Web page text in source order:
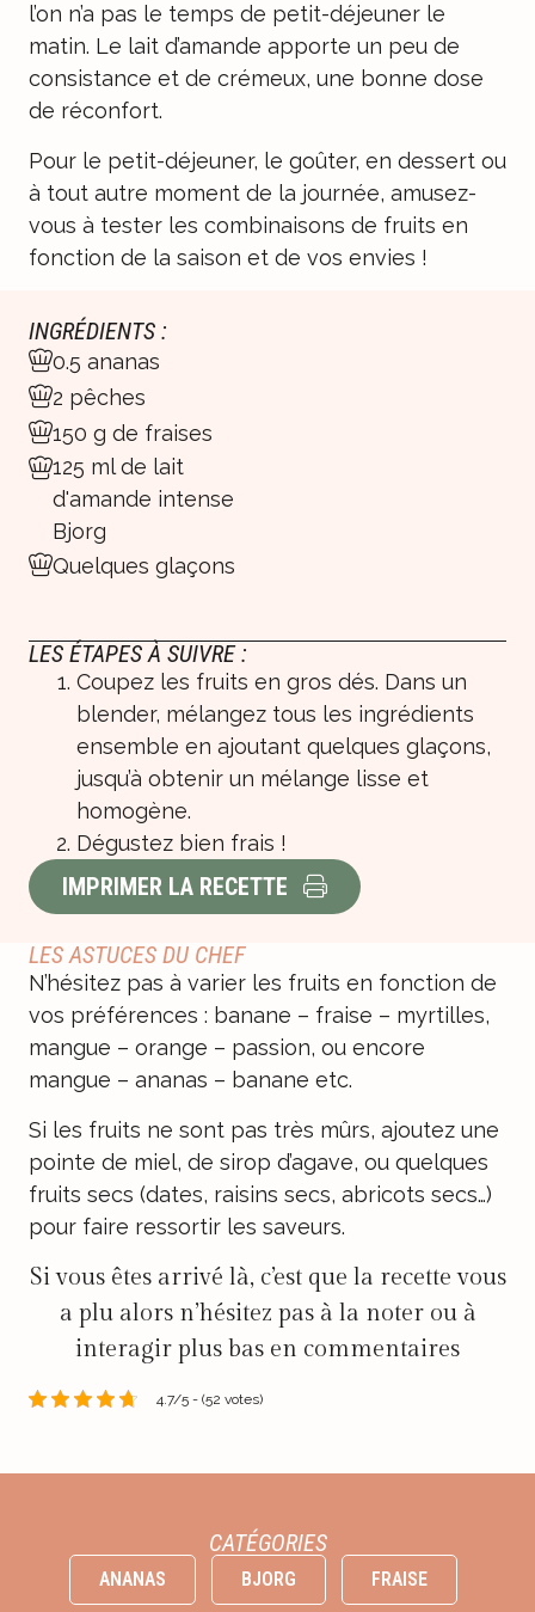
l’on n’a pas le temps de petit-déjeuner le
matin. Le lait d’amande apporte un peu de
consistance et de crémeux, une bonne dose
de réconfort.
Pour le petit-déjeuner, le goûter, en dessert ou
à tout autre moment de la journée, amusez-
vous à tester les combinaisons de fruits en
fonction de la saison et de vos envies !
INGRÉDIENTS :
0.5 ananas
2 pêches
150 g de fraises
125 ml de lait
d'amande intense
Bjorg
Quelques glaçons
LES ÉTAPES À SUIVRE :
Coupez les fruits en gros dés. Dans un
blender, mélangez tous les ingrédients
ensemble en ajoutant quelques glaçons,
jusqu’à obtenir un mélange lisse et
homogène.
Dégustez bien frais !
IMPRIMER LA RECETTE
LES ASTUCES DU CHEF
N’hésitez pas à varier les fruits en fonction de
vos préférences : banane – fraise – myrtilles,
mangue – orange – passion, ou encore
mangue – ananas – banane etc.
Si les fruits ne sont pas très mûrs, ajoutez une
pointe de miel, de sirop d’agave, ou quelques
fruits secs (dates, raisins secs, abricots secs…)
pour faire ressortir les saveurs.
Si vous êtes arrivé là, c’est que la recette vous
a plu alors n’hésitez pas à la noter ou à
interagir plus bas en commentaires
4.7/5 - (52 votes)
CATÉGORIES
ANANAS BJORG FRAISE